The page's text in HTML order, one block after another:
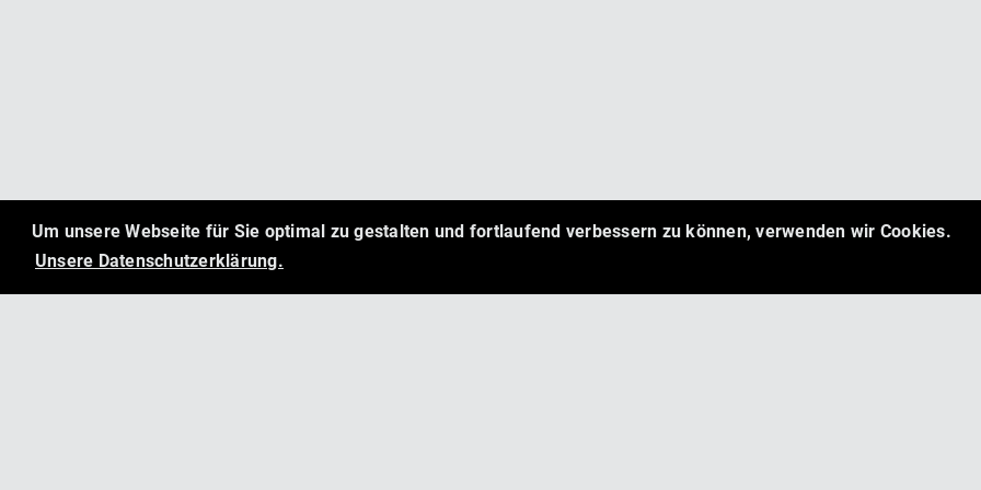
Um unsere Webseite für Sie optimal zu gestalten und fortlaufend verbessern zu können, verwenden wir Cookies.
Unsere Datenschutzerklärung.